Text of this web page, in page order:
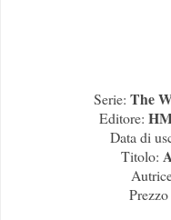
Serie: The
Editore:
Data di
Titolo: